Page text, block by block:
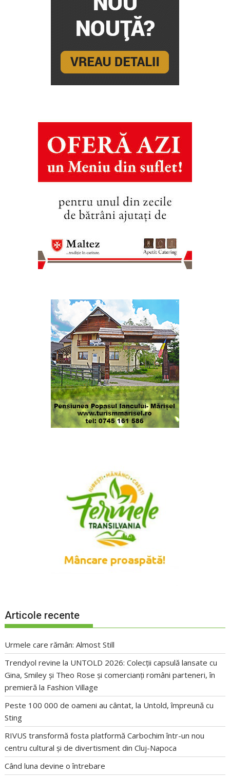
Articole recente
Urmele care rămân: Almost Still
Trendyol revine la UNTOLD 2026: Colecții capsulă lansate cu
Gina, Smiley și Theo Rose și comercianți români parteneri, în
premieră la Fashion Village
Peste 100 000 de oameni au cântat, la Untold, împreună cu
Sting
RIVUS transformă fosta platformă Carbochim într-un nou
centru cultural și de divertisment din Cluj-Napoca
Când luna devine o întrebare